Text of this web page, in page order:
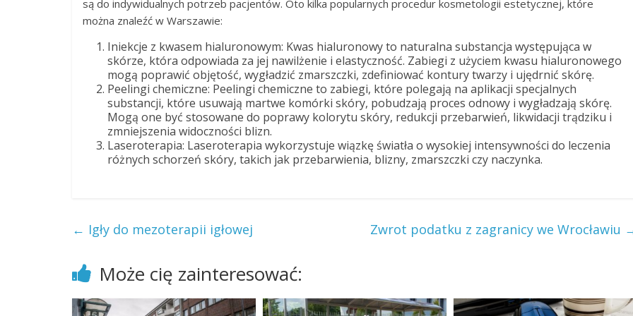
są do indywidualnych potrzeb pacjentów. Oto kilka popularnych procedur kosmetologii estetycznej, które
można znaleźć w Warszawie:
Iniekcje z kwasem hialuronowym: Kwas hialuronowy to naturalna substancja występująca w
skórze, która odpowiada za jej nawilżenie i elastyczność. Zabiegi z użyciem kwasu hialuronowego
mogą poprawić objętość, wygładzić zmarszczki, zdefiniować kontury twarzy i ujędrnić skórę.
Peelingi chemiczne: Peelingi chemiczne to zabiegi, które polegają na aplikacji specjalnych
substancji, które usuwają martwe komórki skóry, pobudzają proces odnowy i wygładzają skórę.
Mogą one być stosowane do poprawy kolorytu skóry, redukcji przebarwień, likwidacji trądziku i
zmniejszenia widoczności blizn.
Laseroterapia: Laseroterapia wykorzystuje wiązkę światła o wysokiej intensywności do leczenia
różnych schorzeń skóry, takich jak przebarwienia, blizny, zmarszczki czy naczynka.
← Igły do mezoterapii igłowej Zwrot podatku z zagranicy we Wrocławiu
Może cię zainteresować: